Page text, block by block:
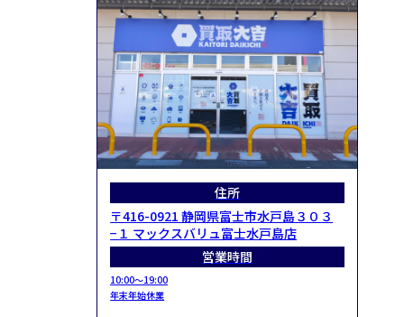
住所
〒416-0921 静岡県富士市水戸島３０３
−１ マックスバリュ富士水戸島店
営業時間
10:00～19:00
年末年始休業